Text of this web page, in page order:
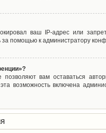
ваш IP-адрес или
помощью к администратору
вам оставаться
возможность включена